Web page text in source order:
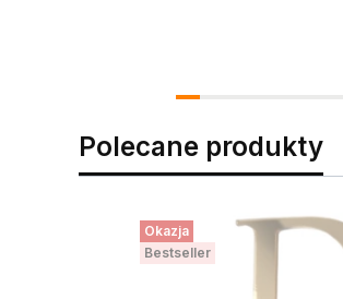
Polecane produkty
Okazja
Bestseller